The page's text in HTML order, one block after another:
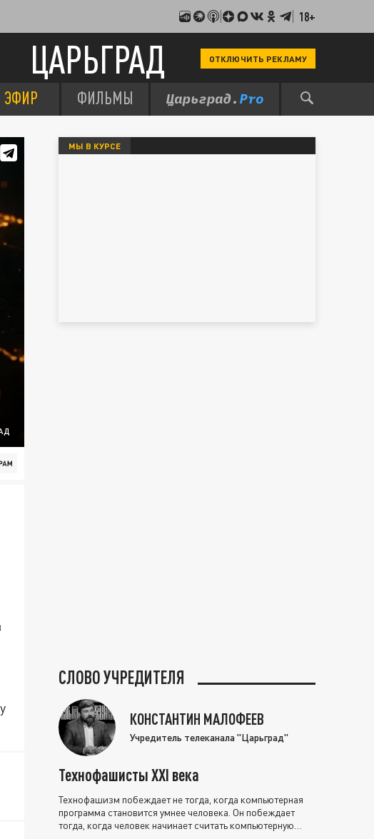
18+
ЦАРЬГРАД ОТКЛЮЧИТЬ РЕКЛАМУ
ЭФИР ФИЛЬМЫ
МЫ В КУРСЕ
СЛОВО УЧРЕДИТЕЛЯ
КОНСТАНТИН МАЛОФЕЕВ
Учредитель телеканала "Царьград"
Технофашисты XXI века
Технофашизм побеждает не тогда, когда компьютерная
программа становится умнее человека. Он побеждает
тогда, когда человек начинает считать компьютерную